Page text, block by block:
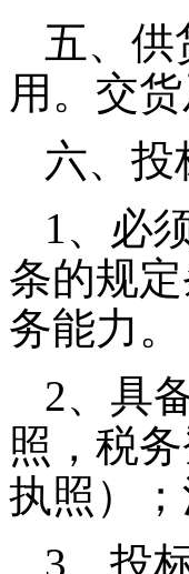
五、供
用。交
六、投
1 、必
条的规
务能力。
2、具
照，税
执照）
3 、投